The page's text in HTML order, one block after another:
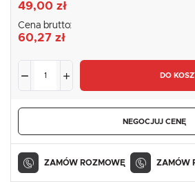
49,00 zł
Cena brutto:
60,27 zł
DO
NEGOCJUJ CENĘ
ZAMÓW ROZMOWĘ ZAMÓW